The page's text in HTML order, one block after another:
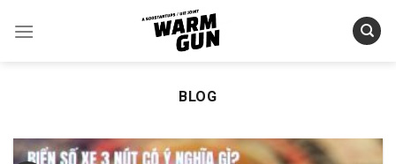
BLOG